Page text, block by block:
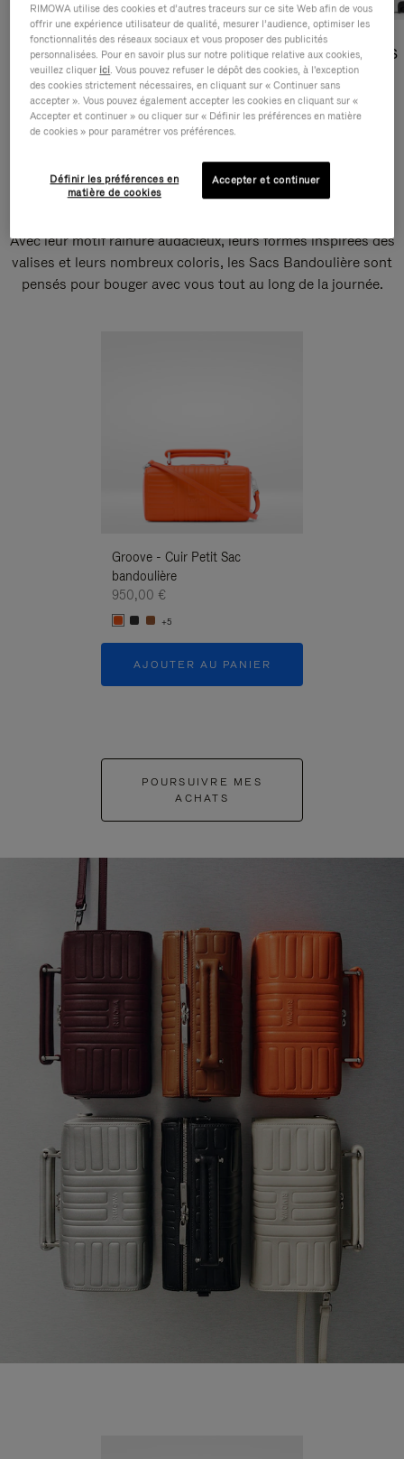
Sacs Bandoulière
DÉCOUVRIR
Sacs Cabas
DÉCOUVRIR
Sacs Bandoulière Groove
Avec leur motif rainuré audacieux, leurs formes inspirées des
valises et leurs nombreux coloris, les Sacs Bandoulière sont
pensés pour bouger avec vous tout au long de la journée.
Groove - Cuir Petit Sac
bandoulière
950,00 €
+5
AJOUTER AU PANIER
POURSUIVRE MES
ACHATS
RIMOWA utilise des cookies et d’autres traceurs sur ce site Web afin de vous
offrir une expérience utilisateur de qualité, mesurer l’audience, optimiser les
fonctionnalités des réseaux sociaux et vous proposer des publicités
personnalisées. Pour en savoir plus sur notre politique relative aux cookies,
veuillez cliquer ici. Vous pouvez refuser le dépôt des cookies, à l'exception
des cookies strictement nécessaires, en cliquant sur « Continuer sans
accepter ». Vous pouvez également accepter les cookies en cliquant sur «
Accepter et continuer » ou cliquer sur « Définir les préférences en matière
de cookies » pour paramétrer vos préférences.
Définir les préférences en
matière de cookies
Accepter et continuer